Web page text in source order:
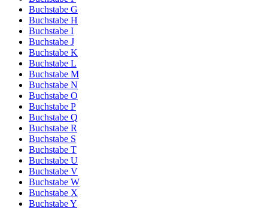
Buchstabe G
Buchstabe H
Buchstabe I
Buchstabe J
Buchstabe K
Buchstabe L
Buchstabe M
Buchstabe N
Buchstabe O
Buchstabe P
Buchstabe Q
Buchstabe R
Buchstabe S
Buchstabe T
Buchstabe U
Buchstabe V
Buchstabe W
Buchstabe X
Buchstabe Y